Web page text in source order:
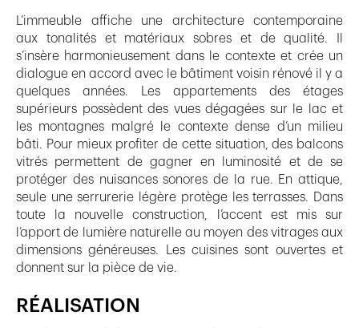
L’immeuble affiche une architecture contemporaine
aux tonalités et matériaux sobres et de qualité. Il
s’insère harmonieusement dans le contexte et crée un
dialogue en accord avec le bâtiment voisin rénové il y a
quelques années. Les appartements des étages
supérieurs possèdent des vues dégagées sur le lac et
les montagnes malgré le contexte dense d’un milieu
bâti. Pour mieux profiter de cette situation, des balcons
vitrés permettent de gagner en luminosité et de se
protéger des nuisances sonores de la rue. En attique,
seule une serrurerie légère protège les terrasses. Dans
toute la nouvelle construction, l’accent est mis sur
l’apport de lumière naturelle au moyen des vitrages aux
dimensions généreuses. Les cuisines sont ouvertes et
donnent sur la pièce de vie.
RÉALISATION